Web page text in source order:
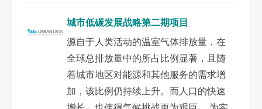
城市低碳发展战略第二期项目
源自于人类活动的温室气体排放量，在
全球总排放量中的所占比例显著，且随
着城市地区对能源和其他服务的需求增
加，该比例仍持续上升。而人口的快速